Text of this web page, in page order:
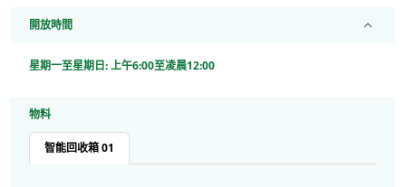
開放時間
星期一至星期日: 上午6:00至凌晨12:00
物料
智能回收箱 01